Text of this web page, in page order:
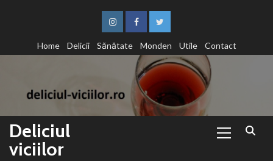
InstagramFacebookTwitter
Home
Delicii Sănătate Monden Utile Contact
Deliciul
viciilor
Menu